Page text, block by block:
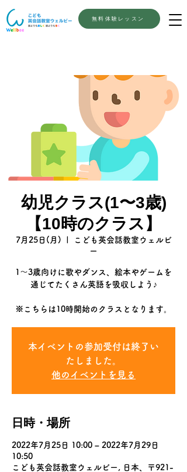
無料体験レッスン
幼児クラス(1〜3歳)
【10時のクラス】
7月25日(月)
こども英会話教室ウェルビ
ー
1〜3歳向けに歌やダンス、絵本やゲームを
通じてたくさん英語を吸収しよう♪
※こちらは10時開始のクラスとなります。
本イベントの参加受付は終了い
たしました。
他のイベントを見る
日時・場所
2022年7月25日 10:00 – 2022年7月29日
10:50
こども英会話教室ウェルビー, 日本、〒921-